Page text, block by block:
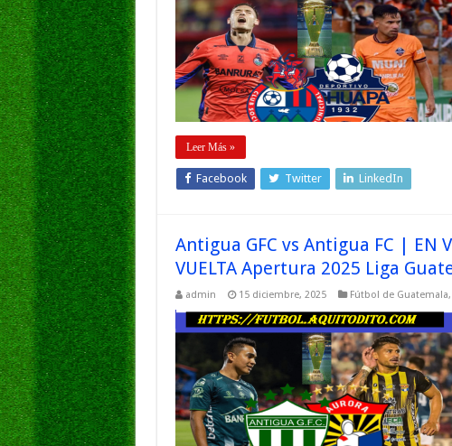
Leer Más »
Facebook Twitter LinkedIn
Antigua GFC vs Antigua FC | EN
VUELTA Apertura 2025 Liga
admin 15 diciembre, 2025 Fútbol de Guatemala,